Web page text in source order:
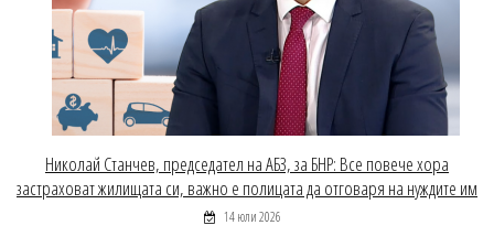
Николай Станчев, председател на АБЗ, за БНР: Все повече хора
застраховат жилищата си, важно е полицата да отговаря на нуждите им
14 юли 2026